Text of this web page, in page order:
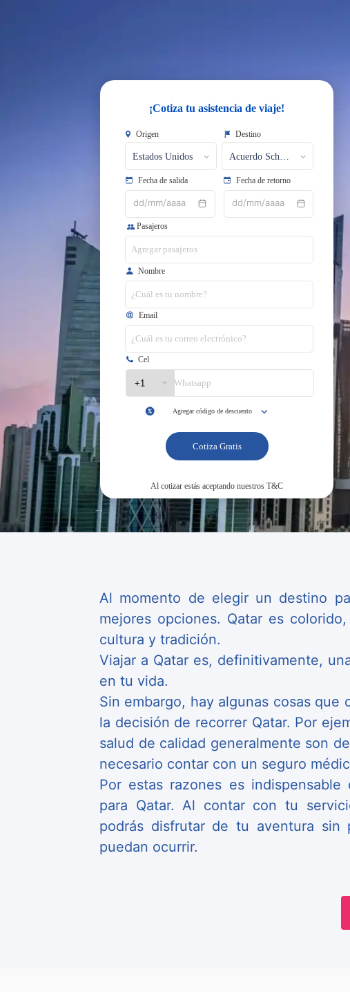
Al momento de elegir un destino
mejores opciones. Qatar es
cultura y tradición.
Viajar a Qatar es, definitivamente,
en tu vida.
Sin embargo, hay algunas cosas
la decisión de recorrer Qatar. Por
salud de calidad generalmente son
necesario contar con un seguro
Por estas razones es
para Qatar. Al contar con tu
podrás disfrutar de tu aventura sin
puedan ocurrir.